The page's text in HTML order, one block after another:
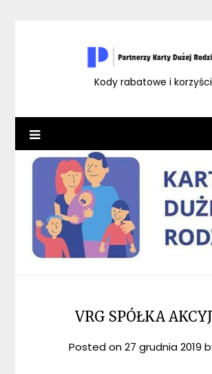
Kody rabatowe i
VRG SPÓŁKA
Posted on27 grudnia 2019